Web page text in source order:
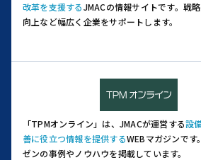
改革を支援するJMACの情報サイトです。 戦
向上など幅広く企業をサポートします。
「TPMオンライン」は、JMACが運営する設
善に役立つ情報を提供するWEBマガジンです。
ゼンの事例やノウハウを掲載しています。